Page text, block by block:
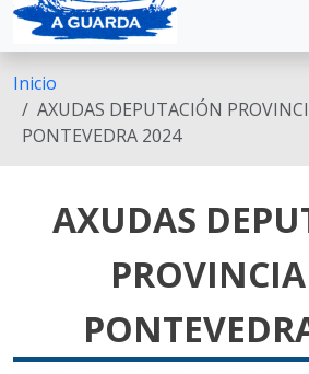
Inicio
AXUDAS DEPUTACIÓN
PONTEVEDRA 2024
AXUDAS